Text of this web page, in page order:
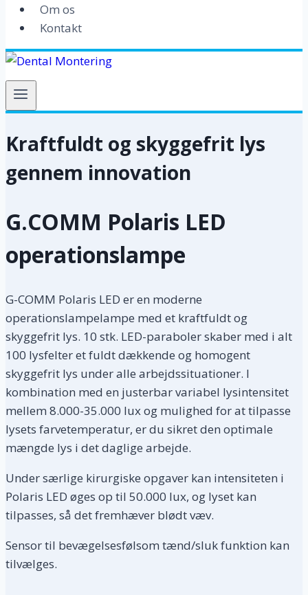
Om os
Kontakt
Kraftfuldt og skyggefrit lys
gennem innovation
G.COMM Polaris LED
operationslampe
G-COMM Polaris LED er en moderne
operationslampelampe med et kraftfuldt og
skyggefrit lys. 10 stk. LED-paraboler skaber med i alt
100 lysfelter et fuldt dækkende og homogent
skyggefrit lys under alle arbejdssituationer. I
kombination med en justerbar variabel lysintensitet
mellem 8.000-35.000 lux og mulighed for at tilpasse
lysets farvetemperatur, er du sikret den optimale
mængde lys i det daglige arbejde.
Under særlige kirurgiske opgaver kan intensiteten i
Polaris LED øges op til 50.000 lux, og lyset kan
tilpasses, så det fremhæver blødt væv.
Sensor til bevægelsesfølsom tænd/sluk funktion kan
tilvælges.